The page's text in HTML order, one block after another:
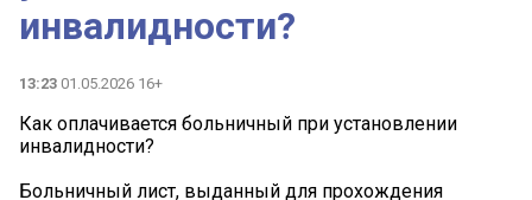
инвалидности?
13:23 01.05.2026 16+
Как оплачивается больничный при установлении
инвалидности?
Больничный лист, выданный для прохождения